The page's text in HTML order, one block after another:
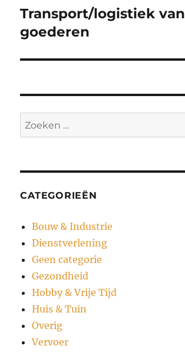
Volgend
bericht:
Transport/logistiek van
goederen
Zoeken
naar:
CATEGORIEËN
Bouw & Industrie
Dienstverlening
Geen categorie
Gezondheid
Hobby & Vrije Tijd
Huis & Tuin
Overig
Vervoer